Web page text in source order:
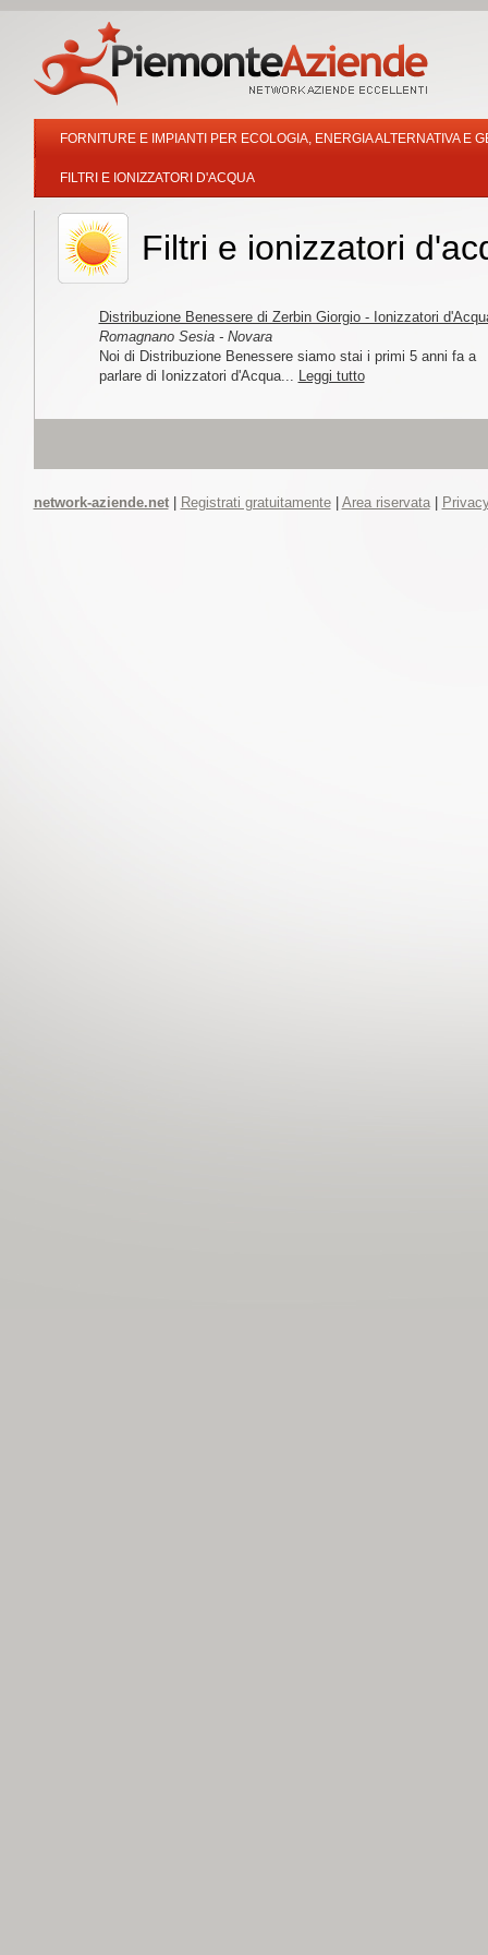
FORNITURE E IMPIANTI PER ECOLOGIA, ENERGIA ALTERNATIVA E
FILTRI E IONIZZATORI D'ACQUA
Filtri e ionizzatori
Distribuzione Benessere di Zerbin Giorgio - Ionizzatori
Romagnano Sesia - Novara
Noi di Distribuzione Benessere siamo stai i primi 5 anni fa a
parlare di Ionizzatori d'Acqua... Leggi tutto
network-aziende.net| Registrati gratuitamente| Area riservata|